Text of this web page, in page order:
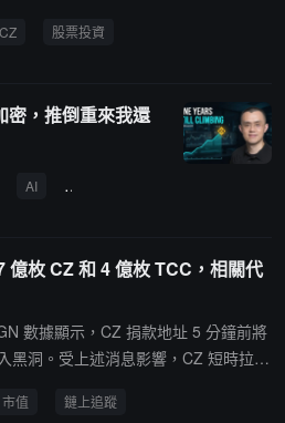
股票投資
密，推倒重來我還
AI
億枚 CZ 和 4 億枚 TCC，相關代
數據顯示，CZ 捐款地址 5 分鐘前將
黑洞。受上述消息影響，CZ 短時拉升
市值 鏈上追蹤